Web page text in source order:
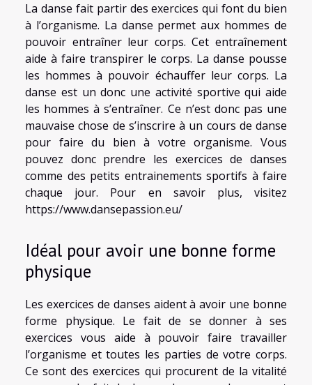
La danse fait partir des exercices qui font du bien
à l’organisme. La danse permet aux hommes de
pouvoir entraîner leur corps. Cet entraînement
aide à faire transpirer le corps. La danse pousse
les hommes à pouvoir échauffer leur corps. La
danse est un donc une activité sportive qui aide
les hommes à s’entraîner. Ce n’est donc pas une
mauvaise chose de s’inscrire à un cours de danse
pour faire du bien à votre organisme. Vous
pouvez donc prendre les exercices de danses
comme des petits entrainements sportifs à faire
chaque jour. Pour en savoir plus, visitez
https://www.dansepassion.eu/
Idéal pour avoir une bonne forme
physique
Les exercices de danses aident à avoir une bonne
forme physique. Le fait de se donner à ses
exercices vous aide à pouvoir faire travailler
l’organisme et toutes les parties de votre corps.
Ce sont des exercices qui procurent de la vitalité